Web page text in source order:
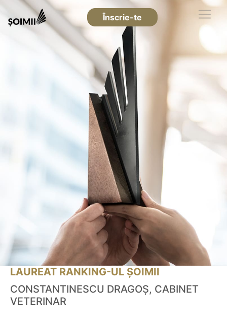
Înscrie-te
LAUREAT RANKING-UL ȘOIMII
CONSTANTINESCU DRAGOŞ, CABINET
VETERINAR